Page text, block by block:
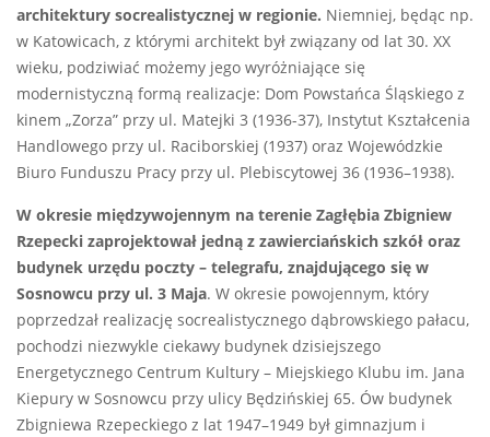
architektury socrealistycznej w regionie. Niemniej, będąc np.
w Katowicach, z którymi architekt był związany od lat 30. XX
wieku, podziwiać możemy jego wyróżniające się
modernistyczną formą realizacje: Dom Powstańca Śląskiego z
kinem „Zorza” przy ul. Matejki 3 (1936-37), Instytut Kształcenia
Handlowego przy ul. Raciborskiej (1937) oraz Wojewódzkie
Biuro Funduszu Pracy przy ul. Plebiscytowej 36 (1936–1938).
W okresie międzywojennym na terenie Zagłębia Zbigniew
Rzepecki zaprojektował jedną z zawierciańskich szkół oraz
budynek urzędu poczty – telegrafu, znajdującego się w
Sosnowcu przy ul. 3 Maja. W okresie powojennym, który
poprzedzał realizację socrealistycznego dąbrowskiego pałacu,
pochodzi niezwykle ciekawy budynek dzisiejszego
Energetycznego Centrum Kultury – Miejskiego Klubu im. Jana
Kiepury w Sosnowcu przy ulicy Będzińskiej 65. Ów budynek
Zbigniewa Rzepeckiego z lat 1947–1949 był gimnazjum i